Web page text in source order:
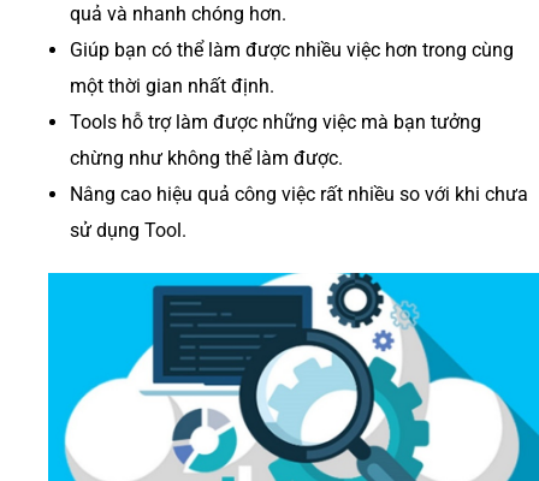
quả và nhanh chóng hơn.
Giúp bạn có thể làm được nhiều việc hơn trong cùng
một thời gian nhất định.
Tools hỗ trợ làm được những việc mà bạn tưởng
chừng như không thể làm được.
Nâng cao hiệu quả công việc rất nhiều so với khi chưa
sử dụng Tool.